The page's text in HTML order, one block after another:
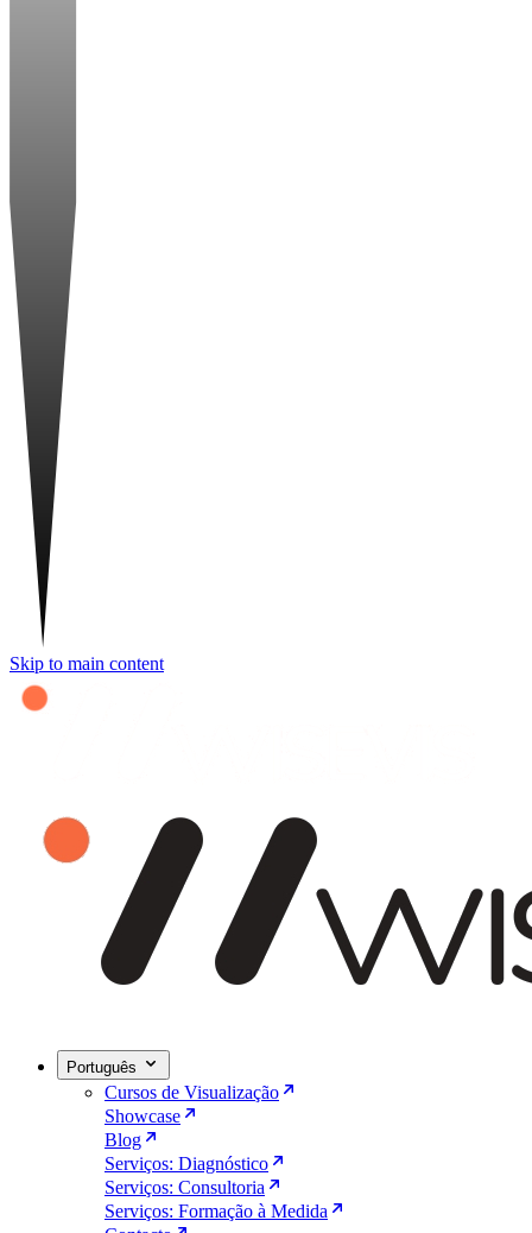
Skip to main content
Português
Cursos de Visualização
Showcase
Blog
Serviços: Diagnóstico
Serviços: Consultoria
Serviços: Formação à Medida